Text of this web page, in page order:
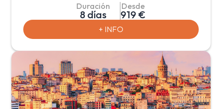
A parte de disfrutar de la maravillosa y única
ciudad de Estambul, donde pueden navegar por
el Bósforo y admirar arquitectura bizantina,
también visitarán los increíbles paisajes de la
Capadocia, una fascinante región formada por
Hasan hace 3 millones de años. Visitarán
Pamukkale, lugar donde la alta concentración
calcárea de sus aguas ha creado una de las
formaciones más espectaculares del mundo.
Visita al famoso castillo de algodón, maravilla
natural de gigantescas cascadas blancas,
estalactitas y piscinas naturales formadas a lo
Duración
8 días
Desde
919 €
+ INFO